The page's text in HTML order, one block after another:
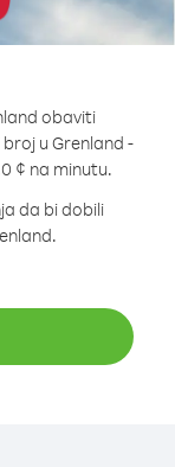
obaviti
broj u Grenland -
¢ na minutu.
da bi dobili